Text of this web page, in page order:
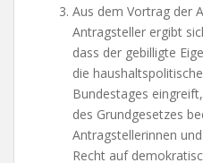
Aus dem Vortrag der
Antragsteller ergibt
dass der gebilligte
die
Bundestages
des Grundgesetzes
Antragstellerinnen
Recht auf